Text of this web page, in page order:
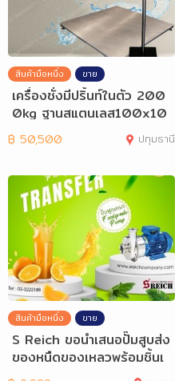
สินค้ามือหนึ่ง ขาย
เครื่องชั่งมีปริ้นท์ในตัว 200
0kg ฐานสแตนเลส100x10
0cm TI-02P
฿ 50,500 ปทุมธานี
สินค้ามือหนึ่ง ขาย
S Reich ขอนำเสนอปั๊มสูบส่ง
ของหนืดของเหลวพร้อมชิ้นเ
นี้อ ได้อย